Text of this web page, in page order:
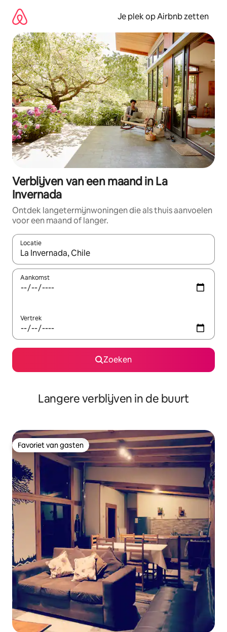
direct
naar
inhoud
Je plek op Airbnb zetten
Verblijven van een maand in La
Invernada
Ontdek langetermijnwoningen die als thuis aanvoelen
voor een maand of langer.
Locatie
Wanneer er resultaten beschikbaar zijn, maak je een keuze
Aankomst
Vertrek
Zoeken
Langere verblijven in de buurt
Favoriet van gasten
Favoriet van gasten